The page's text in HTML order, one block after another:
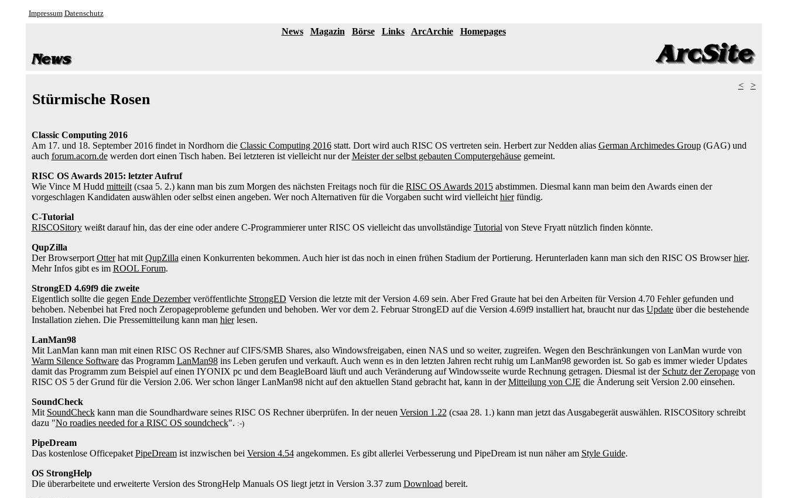
Impressum Datenschutz
News Magazin Börse Links ArcArchie Homepages
Stürmische Rosen
< >
Classic Computing 2016
Am 17. und 18. September 2016 findet in Nordhorn die Classic Computing 2016statt. Dort wird auch RISC OS vertreten sein. Herbert zur Nedden alias German Archimedes Group(GAG) und
auch forum.acorn.dewerden dort einen Tisch haben. Bei letzteren ist vielleicht nur derMeister der selbst gebauten Computergehäusegemeint.
RISC OS Awards 2015: letzter Aufruf
Wie Vince M Hudd mitteilt(csaa 5. 2.) kann man bis zum Morgen des nächsten Freitags noch für die RISC OS Awards 2015abstimmen. Diesmal kann man beim den Awards einen der
vorgeschlagen Kandidaten auswählen oder selbst einen angeben. Wer noch Alternativen für die Vorgaben sucht wird vielleicht hierfündig.
C-Tutorial
RISCOSitoryweißt darauf hin, das der eine oder andere C-Programmierer unter RISC OS vielleicht das unvollständige Tutorial von Steve Fryatt nützlich finden könnte.
QupZilla
Der Browserport Otterhat mit QupZilla einen Konkurrenten bekommen. Auch hier ist das noch in einen frühen Stadium der Portierung. Herunterladen kann man sich den RISC OS Browserhier.
Mehr Infos gibt es im ROOL Forum.
StrongED 4.69f9 die zweite
Eigentlich sollte die gegen Ende Dezemberveröffentlichte StrongED Version die letzte mit der Version 4.69 sein. Aber Fred Graute hat bei den Arbeiten für Version 4.70 Fehler gefunden und
behoben. Nebenbei hat Fred noch Zeropageprobleme gefunden und behoben. Wer vor dem 2. Februar StrongED auf die Version 4.69f9 installiert hat, braucht nur das Updateüber die bestehende
Installation ziehen. Die Pressemitteilung kann man hierlesen.
LanMan98
Mit LanMan kann man mit einen RISC OS Rechner auf CIFS/SMB Shares, also Windowsfreigaben, einen NAS und so weiter, zugreifen. Wegen den Beschränkungen von LanMan wurde von
Warm Silence Softwaredas Programm LanMan98ins Leben gerufen und verkauft. Auch wenn es in den letzten Jahren recht ruhig um LanMan98 geworden ist. So gab es immer wieder Updates
damit das Programm zum Beispiel auf einen IYONIX pc und dem BeagleBoard läuft und auch Veränderung auf Windowsseite wurde Rechnung getragen. Diesmal ist der Schutz der Zeropagevon
RISC OS 5 der Grund für die Version 2.06. Wer schon länger LanMan98 nicht auf den aktuellen Stand gebracht hat, kann in derMitteilung von CJE die Änderung seit Version 2.00 einsehen.
SoundCheck
Mit SoundCheckkann man die Soundhardware seines RISC OS Rechner überprüfen. In der neuen Version 1.22 (csaa 28. 1.) kann man jetzt das Ausgabegerät auswählen. RISCOSitory schreibt
dazu "No roadies needed for a RISC OS soundcheck". :-)
PipeDream
Das kostenlose Officepaket PipeDreamist inzwischen bei Version 4.54angekommen. Es gibt allerlei Verbesserung und PipeDream ist nun näher am Style Guide.
OS StrongHelp
Die überarbeitete und erweiterte Version des StrongHelp Manuals OS liegt jetzt in Version 3.37 zum Download bereit.